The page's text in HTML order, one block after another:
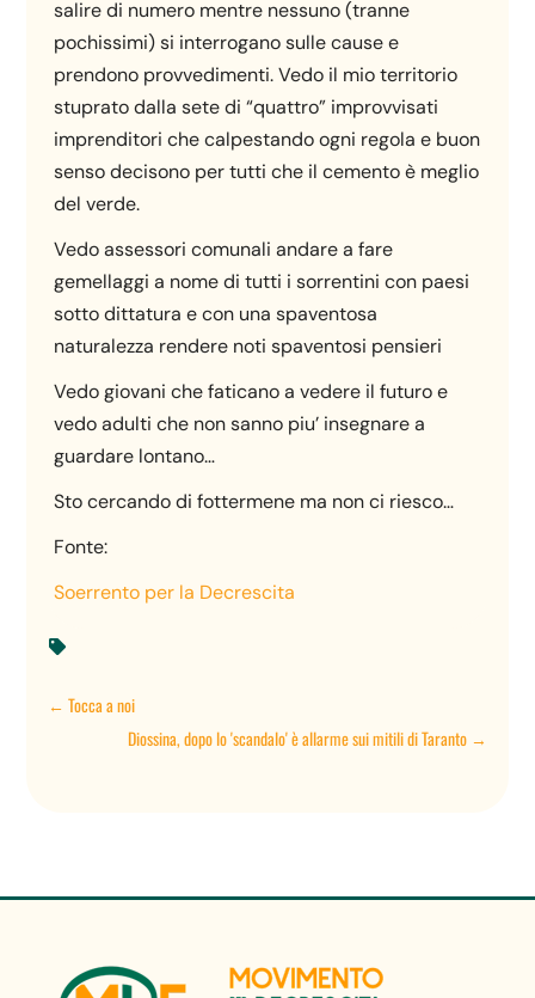
salire di numero mentre nessuno (tranne
pochissimi) si interrogano sulle cause e
prendono provvedimenti. Vedo il mio territorio
stuprato dalla sete di “quattro” improvvisati
imprenditori che calpestando ogni regola e buon
senso decisono per tutti che il cemento è meglio
del verde.
Vedo assessori comunali andare a fare
gemellaggi a nome di tutti i sorrentini con paesi
sotto dittatura e con una spaventosa
naturalezza rendere noti spaventosi pensieri
Vedo giovani che faticano a vedere il futuro e
vedo adulti che non sanno piu’ insegnare a
guardare lontano…
Sto cercando di fottermene ma non ci riesco…
Fonte:
Soerrento per la Decrescita

←Tocca a noi
Diossina, dopo lo 'scandalo' è allarme sui mitili di Taranto→